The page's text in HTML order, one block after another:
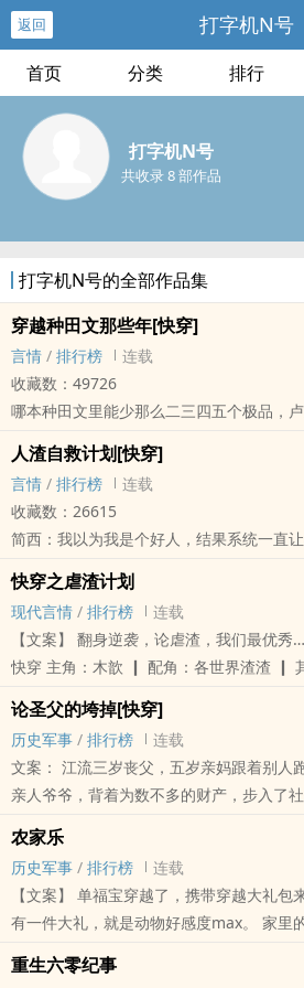
返回 打字机N号
首页 分类 排行
打字机N号
共收录 8 部作品
打字机N号的全部作品集
穿越种田文那些年[快穿]
言情 / 排行榜
连载
收藏数：49726
哪本种田文里能少那么二三四五个极品，
最疼爱的小宝贝……
世界一：屠夫家的娇气包
世界二：六十年代童养媳
世界三：养父母的幸福时光
世界四：我是女主的极品小姑
……
之后小世界待定
排雷：
2.极品是真极品，不一定能改好，主角配角
3.每个人喜好不同，拒绝人参攻击，不喜欢
大，总有其他小说是你喜欢的
4.苏爽文，主角会有金手指，部分逻辑可
5.部分小世界节奏可能会有些慢
内容标签： 打脸 快穿 穿书 爽文
人渣自救计划[快穿]
言情 / 排行榜
连载
收藏数：26615
简西：我以为我是个好人，结果系统一直
凤凰男，负心汉，败家子……为了成为一个
世界一：知青回城（进行中）
世界二：听说我是凤凰男
世界三：被我抛弃的菟丝花黑化了
世界四：妈妈请再爱我一次
世界五：走在出轨路上的渣男
世界六：隐婚偶像
世界七：养崽日常
内容标签： 重生 打脸 系统 快穿
快穿之虐渣计划
现代言情 / 排行榜
连载
【文案】 翻身逆袭，论虐渣，我们最优秀…… 内容标签：打脸 系统
快穿 主角：木歆 ┃ 配角：各世界渣渣 ┃ 其它：系统，虐渣，攻略，
论圣父的垮掉[快穿]
历史军事 / 排行榜
连载
文案： 江流三岁丧父，五岁亲妈跟着别人跑了，十四岁送走了唯一的
亲人爷爷，背着为数不多的财产，步入了社会这
他自私，他混账，除了犯法的事不干，其
样的..
农家乐
历史军事 / 排行榜
连载
【文案】 单福宝穿越了，携带穿越大礼包来到了古代农家，礼包中只
有一件大礼，就是动物好感度max。 家里的母鸡爱她，所以拼命下蛋
的动..
重生六零纪事